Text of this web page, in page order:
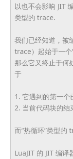
以也不会影响 JIT
类型的 trace.
我们已经知道，被
trace）起始于一个
那么它又终止于何
于
1. 它遇到的第一
2. 当前代码块的结
而“热循环”类型的
LuaJIT 的 JIT 编译